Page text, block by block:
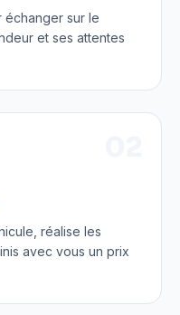
échanger sur le
et ses attentes
réalise les
avec vous un prix